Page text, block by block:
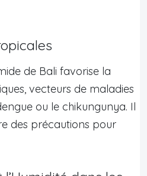
de Bali favorise la
vecteurs de maladies
ou le chikungunya. Il
des précautions pour